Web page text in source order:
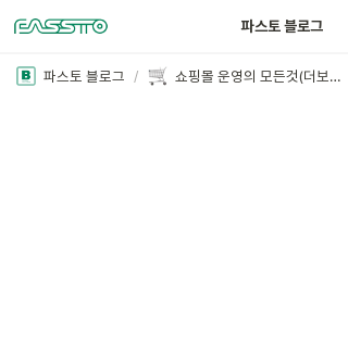
파스토 블로그
파스토 블로그 / 쇼핑몰 운영의 모든것(더보기+)